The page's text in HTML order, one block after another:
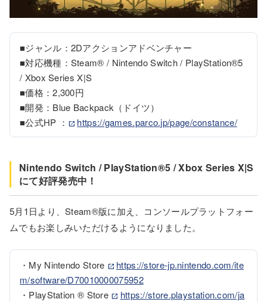
■ジャンル：2Dアクションアドベンチャー
■対応機種：Steam® / Nintendo Switch / PlayStation®5
/ Xbox Series X|S
■価格：2,300円
■開発：Blue Backpack（ドイツ）
■公式HP ：
https://games.parco.jp/page/constance/
Nintendo Switch / PlayStation®5 / Xbox Series X|S
にて好評発売中！
5月1日より、Steam®版に加え、コンソールプラットフォー
ムでもお楽しみいただけるようになりました。
・My Nintendo Store
https://store-jp.nintendo.com/ite
m/software/D70010000075952
・PlayStation ® Store
https://store.playstation.com/ja